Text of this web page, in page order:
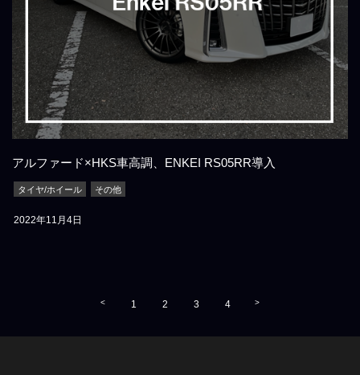
アルファード×HKS車高調、ENKEI RS05RR導入
タイヤ/ホイール その他
2022年11月4日
< 1 2 3 4 >